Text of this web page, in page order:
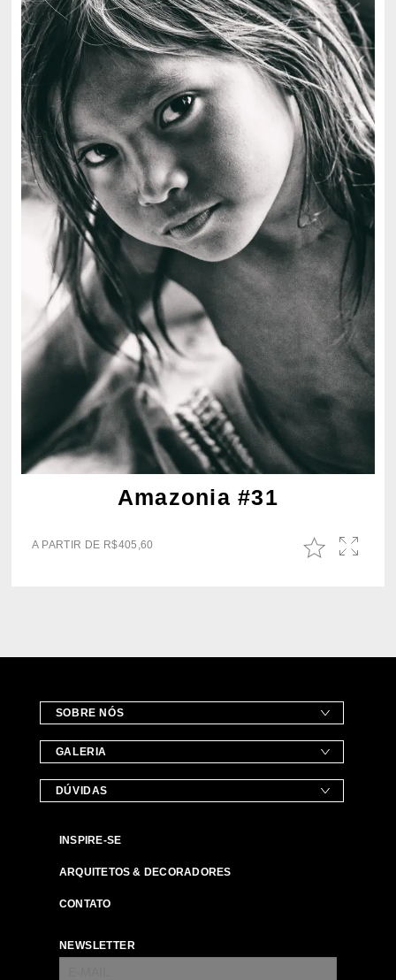
Amazonia #31
A PARTIR DE R$405,60
SOBRE NÓS
GALERIA
DÚVIDAS
INSPIRE-SE
ARQUITETOS & DECORADORES
CONTATO
NEWSLETTER